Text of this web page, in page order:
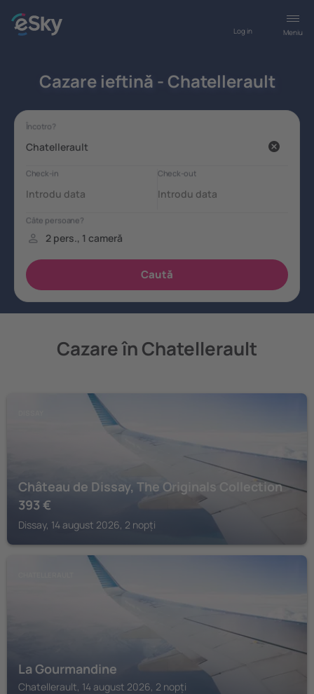
Meniu
Log in
Cazare ieftină - Chatellerault
Cazare în Chatellerault
Château de Dissay, The Originals Collection
393 €
Dissay, 14 august 2026, 2 nopți
La Gourmandine
Chatellerault, 14 august 2026, 2 nopți